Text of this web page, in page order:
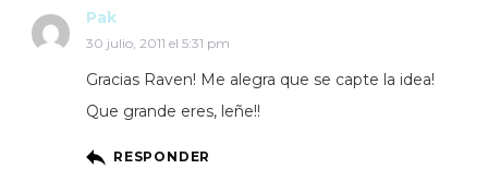
Pak
30 julio, 2011 el 5:31 pm
Gracias Raven! Me alegra que se capte la idea!
Que grande eres, leñe!!
RESPONDER